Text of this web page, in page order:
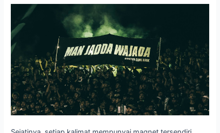
Sejatinya, setiap kalimat mempunyai magnet tersendiri.
Sehingga bisa menghipnotis siapapun yang
mendengarnya. Tidak terkecuali ungkapan ini.
Dengan sering-sering mengatakan man jadda wa jadda, itu
artinya kamu sedang memupuk keyakinan, bahwasanya
kamu bisa melalui segalanya dengan bersungguh-
sungguh.
Berikut ini adalah beberapa manfaat dari ungkapan man